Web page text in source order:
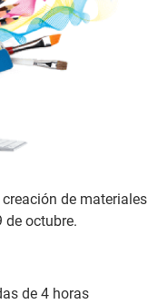
de materiales
de octubre.
de 4 horas